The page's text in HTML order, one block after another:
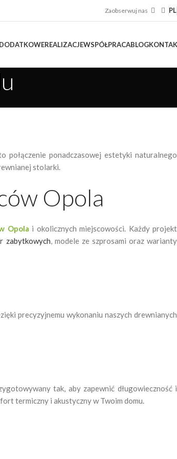
Zaobserwuj nas PL
REALIZACJEWSPÓŁPRACABLOG
połączenie ponadczasowej estetyki naturalnego
stolarki.
Opola
Opola i okolicznych miejscowości. Każdy projekt
zabytkowych, modele ze szprosami oraz warianty
precyzyjnemu wykonaniu naszych drewnianych
tak, aby zapewnić długowieczność i
termiczny i akustyczny w Twoim domu.